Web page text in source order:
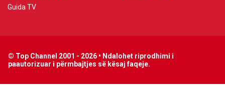
Guida TV
© Top Channel 2001 - 2026 • Ndalohet riprodhimi i
paautorizuar i përmbajtjes së kësaj faqeje.